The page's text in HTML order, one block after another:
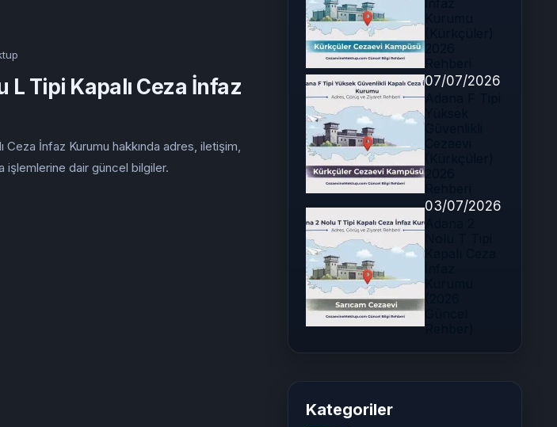
L Tipi Kapalı Ceza İnfaz
Ceza İnfaz Kurumu hakkında adres, iletişim,
işlemlerine dair güncel bilgiler.
07/07/2026
03/07/2026
Kategoriler